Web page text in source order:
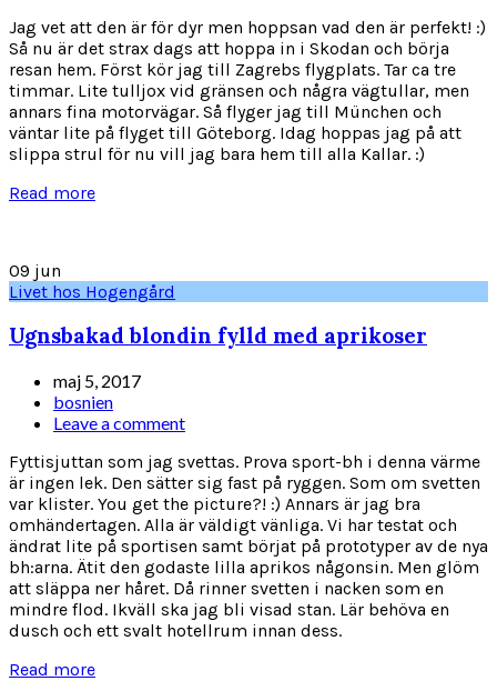
Jag vet att den är för dyr men hoppsan vad den är perfekt! :)
Så nu är det strax dags att hoppa in i Skodan och börja
resan hem. Först kör jag till Zagrebs flygplats. Tar ca tre
timmar. Lite tulljox vid gränsen och några vägtullar, men
annars fina motorvägar. Så flyger jag till München och
väntar lite på flyget till Göteborg. Idag hoppas jag på att
slippa strul för nu vill jag bara hem till alla Kallar. :)
Read more
09 jun
Livet hos Hogengård
Ugnsbakad blondin fylld med aprikoser
maj 5, 2017
bosnien
Leave a comment
Fyttisjuttan som jag svettas. Prova sport-bh i denna värme
är ingen lek. Den sätter sig fast på ryggen. Som om svetten
var klister. You get the picture?! :) Annars är jag bra
omhändertagen. Alla är väldigt vänliga. Vi har testat och
ändrat lite på sportisen samt börjat på prototyper av de nya
bh:arna. Ätit den godaste lilla aprikos någonsin. Men glöm
att släppa ner håret. Då rinner svetten i nacken som en
mindre flod. Ikväll ska jag bli visad stan. Lär behöva en
dusch och ett svalt hotellrum innan dess.
Read more